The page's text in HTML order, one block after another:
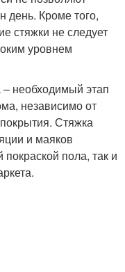
день. Кроме того,
стяжки не следует
уровнем
необходимый этап
независимо от
Стяжка
и маяков
пола, так и